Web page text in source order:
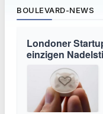
BOULEVARD-NEWS
Londoner
einzigen